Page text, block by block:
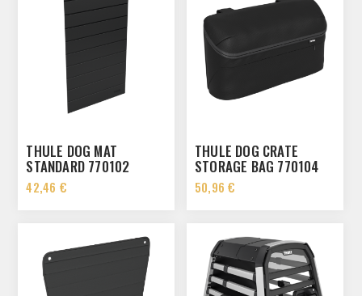
THULE DOG MAT
STANDARD 770102
42,46 €
THULE DOG CRATE
STORAGE BAG 770104
50,96 €